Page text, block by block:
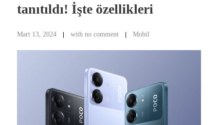
tanıtıldı! İşte özellikleri
Mart 13, 2024 with no comment Mobil